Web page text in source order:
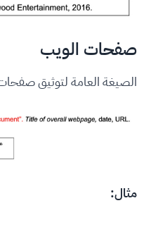
صفحات الويب
الصيغة العامة لتوثيق
مثال: